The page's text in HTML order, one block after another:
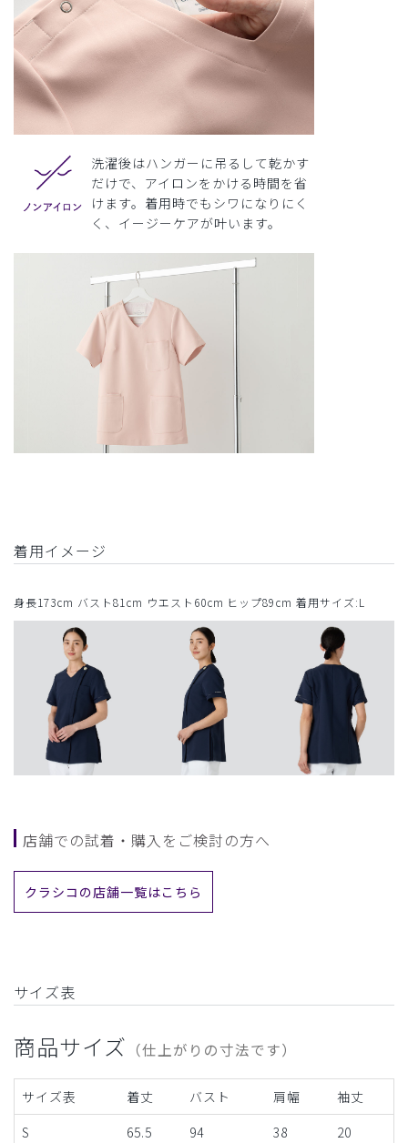
洗濯後はハンガーに吊るして乾かす
だけで、アイロンをかける時間を省
けます。着用時でもシワになりにく
く、イージーケアが叶います。
着用イメージ
身長173cm バスト81cm ウエスト60cm ヒップ89cm 着用サイズ:L
店舗での試着・購入をご検討の方へ
クラシコの店舗一覧はこちら
サイズ表
商品サイズ （仕上がりの寸法です）
サイズ表 着丈 バスト 肩幅
袖丈
S
65.5 94 38
20